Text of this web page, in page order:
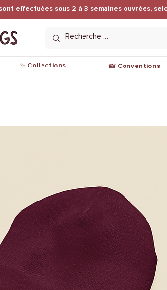
effectuées sous 2 à 3 semaines ouvrées,
✨ Collections 📸 Conventions